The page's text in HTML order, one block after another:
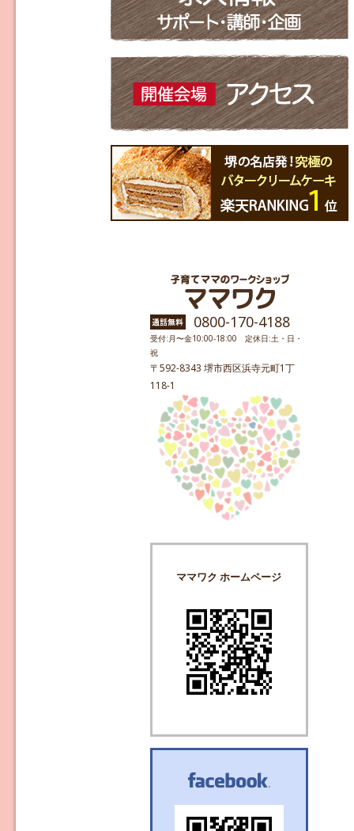
0800-170-4188
受付:月〜金10:00-18:00 定休日:土・日・
祝
〒592-8343 堺市西区浜寺元町1丁
118-1
ママワク ホームページ